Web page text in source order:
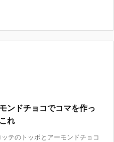
ンドチョコでコマを作っ
れ
テのトッポとアーモンドチョコ